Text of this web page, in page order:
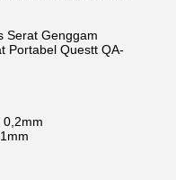
Serat Genggam
Portabel Questt QA-
0,2mm